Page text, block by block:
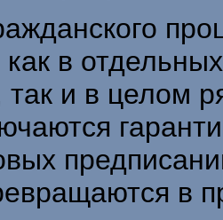
в
так и в целом
в